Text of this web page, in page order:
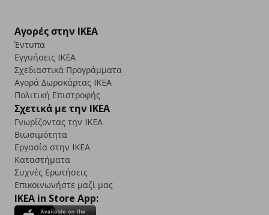
Αγορές στην IKEA
Έντυπα
Εγγυήσεις IKEA
Σχεδιαστικά Προγράμματα
Αγορά Δωρoκάρτας IKEA
Πολιτική Επιστροφής
Σχετικά με την IKEA
Γνωρίζοντας την IKEA
Βιωσιμότητα
Εργασία στην IKEA
Καταστήματα
Συχνές Ερωτήσεις
Επικοινωνήστε μαζί μας
IKEA in Store App: